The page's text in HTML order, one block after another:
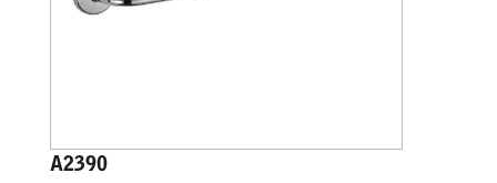
A2390